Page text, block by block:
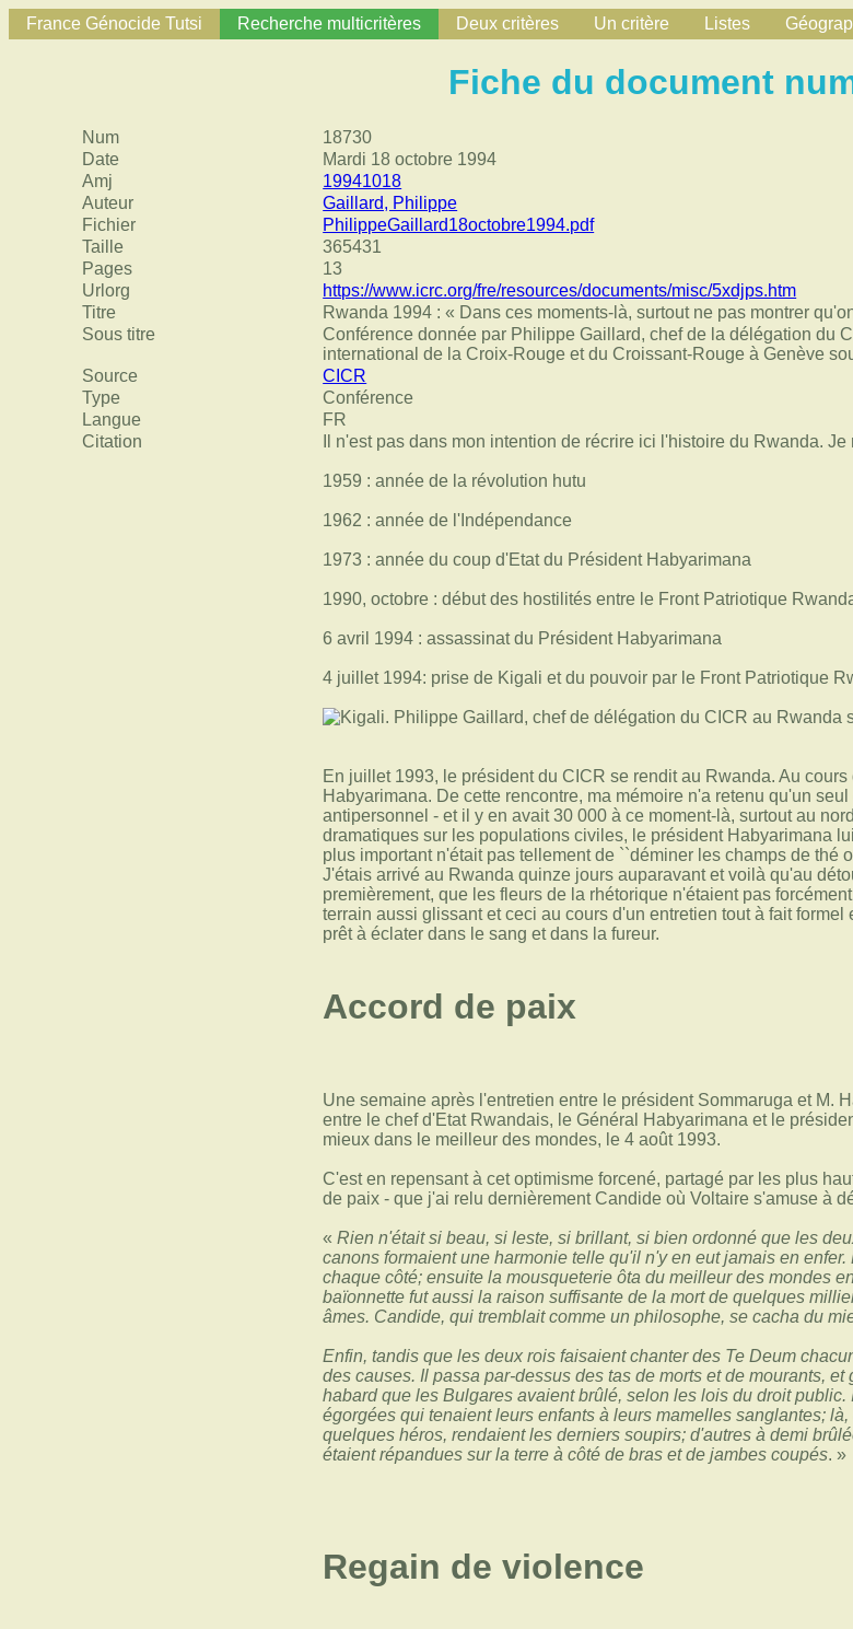
France Génocide Tutsi Recherche multicritères Deux critères Un critère Listes
Fiche du document
Num
18730
Date
Mardi 18 octobre 1994
Amj
19941018
Auteur
Gaillard, Philippe
Fichier
PhilippeGaillard18octobre1994.pdf
Taille
365431
Pages
13
Urlorg
https://www.icrc.org/fre/resources/documents/misc/5xdjps.htm
Titre
Rwanda 1994 : « Dans ces moments-là, surtout ne pas montrer
Sous titre
Conférence donnée par Philippe Gaillard, chef de la délégation du
international de la Croix-Rouge et du Croissant-Rouge à Genève
Source
CICR
Type
Conférence
Langue
FR
Citation
Il n'est pas dans mon intention de récrire ici l'histoire du Rwanda.
1959 : année de la révolution hutu
1962 : année de l'Indépendance
1973 : année du coup d'Etat du Président Habyarimana
1990, octobre : début des hostilités entre le Front Patriotique
6 avril 1994 : assassinat du Président Habyarimana
4 juillet 1994: prise de Kigali et du pouvoir par le Front Patriotique
En juillet 1993, le président du CICR se rendit au Rwanda. Au
Habyarimana. De cette rencontre, ma mémoire n'a retenu qu'un
antipersonnel - et il y en avait 30 000 à ce moment-là, surtout au
dramatiques sur les populations civiles, le président Habyarimana
plus important n'était pas tellement de ``déminer les champs de
J'étais arrivé au Rwanda quinze jours auparavant et voilà qu'au
premièrement, que les fleurs de la rhétorique n'étaient pas
terrain aussi glissant et ceci au cours d'un entretien tout à fait
prêt à éclater dans le sang et dans la fureur.
Accord de paix
Une semaine après l'entretien entre le président Sommaruga et M.
entre le chef d'Etat Rwandais, le Général Habyarimana et le
mieux dans le meilleur des mondes, le 4 août 1993.
C'est en repensant à cet optimisme forcené, partagé par les plus
de paix - que j'ai relu dernièrement Candide où Voltaire s'amuse à
«Rien n'était si beau, si leste, si brillant, si bien ordonné que les
canons formaient une harmonie telle qu'il n'y en eut jamais en
chaque côté; ensuite la mousqueterie ôta du meilleur des mondes
baïonnette fut aussi la raison suffisante de la mort de quelques
âmes. Candide, qui tremblait comme un philosophe, se cacha du
Enfin, tandis que les deux rois faisaient chanter des Te Deum
des causes. Il passa par-dessus des tas de morts et de mourants,
habard que les Bulgares avaient brûlé, selon les lois du droit
égorgées qui tenaient leurs enfants à leurs mamelles sanglantes;
quelques héros, rendaient les derniers soupirs; d'autres à demi
étaient répandues sur la terre à côté de bras et de jambes coupés. »
Regain de violence